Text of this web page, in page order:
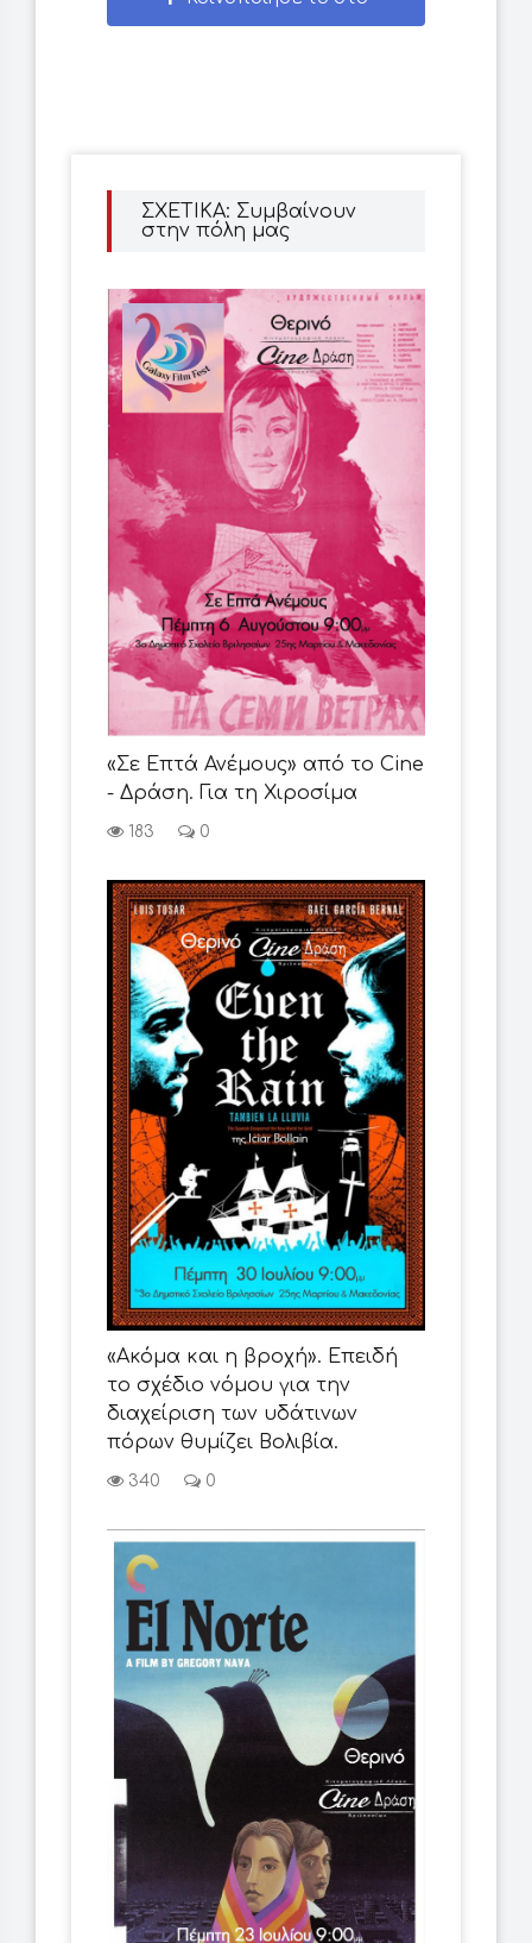
ΣΧΕΤΙΚΑ: Συμβαίνουν
στην πόλη μας
«Σε Επτά Ανέμους» από το Cine
- Δράση. Για τη Χιροσίμα
183 0
«Ακόμα και η βροχή». Επειδή
το σχέδιο νόμου για την
διαχείριση των υδάτινων
πόρων θυμίζει Βολιβία.
340 0